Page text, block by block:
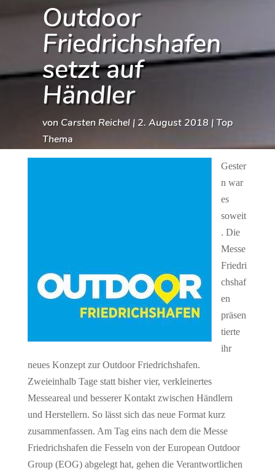
Outdoor
Friedrichshafen
setzt auf
Händler
von Carsten Reichel| 2. August 2018|Top
Thema
Gester
n war
es
soweit
. Die
Messe
Friedri
chshaf
en
präsen
tierte
ihr
neues Konzept zur Outdoor Friedrichshafen.
Zweieinhalb Tage statt bisher vier, verkleinertes
Messeareal und besserer Kontakt zwischen Händlern
und Herstellern. So lässt sich das neue Format kurz
zusammenfassen. Am Tag eins nach dem die Messe
Friedrichshafen die Fesseln von der European Outdoor
Group (EOG) abgelegt hat, gehen die Verantwortlichen